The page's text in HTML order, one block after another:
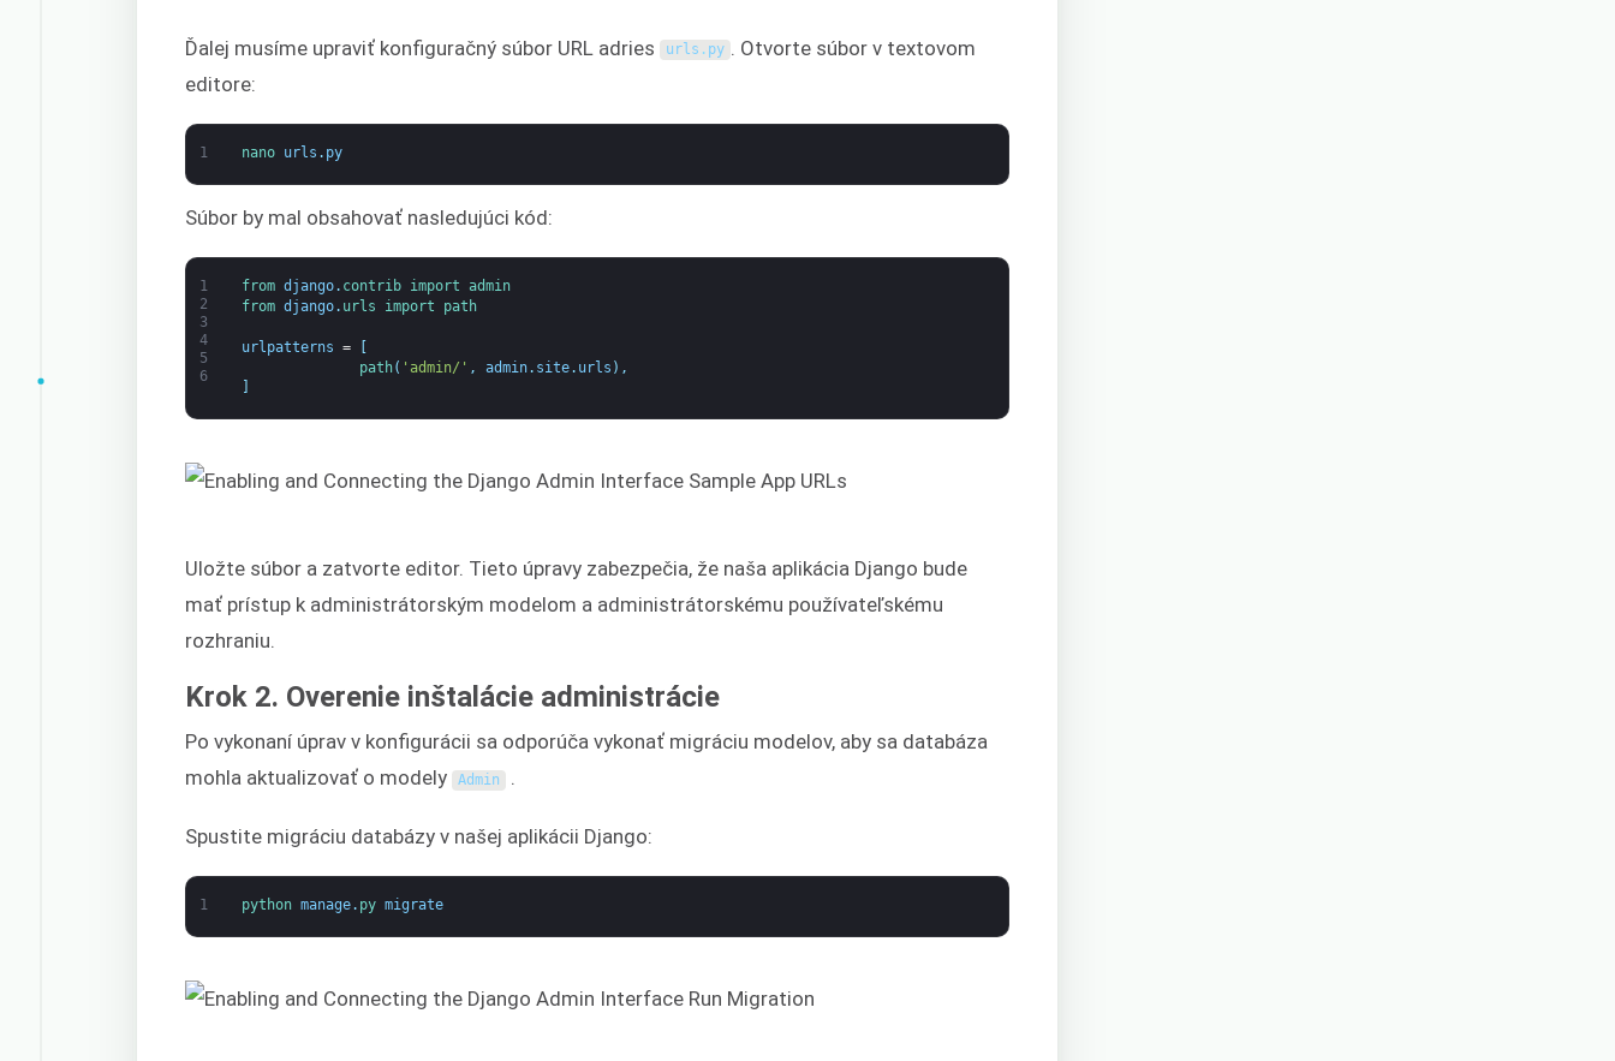
Ďalej musíme upraviť konfiguračný súbor URL adries urls . py . Otvorte súbor v textovom
editore:
1 nano urls . py
Súbor by mal obsahovať nasledujúci kód:
1
2
3
4
5
6
from django. contrib import admin
from django. urls import path
urlpatterns =
[
path( 'admin/' , admin. site. urls ) ,
Uložte súbor a zatvorte editor. Tieto úpravy zabezpečia, že naša aplikácia Django bude
mať prístup k administrátorským modelom a administrátorskému používateľskému
rozhraniu.
Krok 2. Overenie inštalácie administrácie
Po vykonaní úprav v konfigurácii sa odporúča vykonať migráciu modelov, aby sa databáza
mohla aktualizovať o modely Admin .
Spustite migráciu databázy v našej aplikácii Django:
1 python manage. py migrate